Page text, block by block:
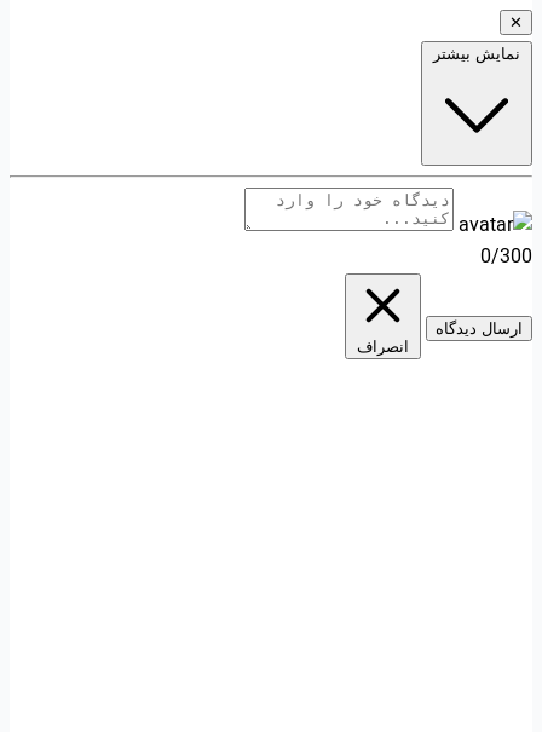
✕
نمایش بیشتر
0/300
ارسال دیدگاه
انصراف